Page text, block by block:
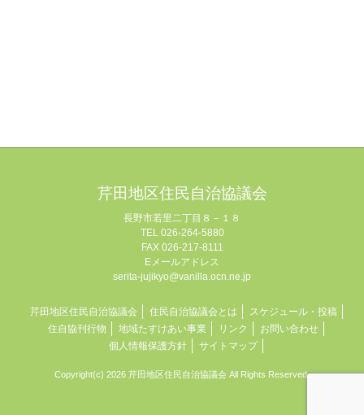
芹田地区住民自治協議会
長野市若里二丁目８－１８
TEL 026-264-5880
FAX 026-217-8111
Eメールアドレス
serita-jujikyo@vanilla.ocn.ne.jp
芹田地区住民自治協議会 住民自治協議会とは
スケジュール・投稿
住自協刊行物
地域たすけあい事業 リンク
お問い合わせ
個人情報保護方針
サイトマップ
Copyright(c) 2026 芹田地区住民自治協議会 All Rights Reserved.